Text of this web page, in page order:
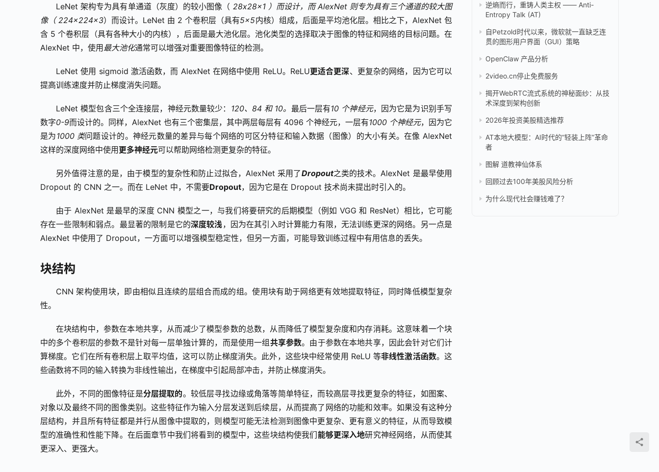
LeNet 架构专为具有单通道（灰度）的较小图像（ 28x28x1 ）而设计，而 AlexNet 则专为具有三个通道的较大图
像（ 224×224×3）而设计。LeNet 由 2 个卷积层（具有5×5内核）组成，后面是平均池化层。相比之下，AlexNet 包
含 5 个卷积层（具有各种大小的内核），后面是最大池化层。池化类型的选择取决于图像的特征和网络的目标问题。在
AlexNet 中，使用 最大池化通常可以增强对重要图像特征的检测。
LeNet 使用 sigmoid 激活函数，而 AlexNet 在网络中使用 ReLU。ReLU更适合更深、更复杂的网络，因为它可以
提高训练速度并防止梯度消失问题。
LeNet 模型包含三个全连接层，神经元数量较少： 120、84 和 10。 最后一层有10 个神经元，因为它是为识别手写
数字0-9而设计的。同样，AlexNet 也有三个密集层，其中两层每层有 4096 个神经元，一层有1000 个神经元，因为它
是为1000 类问题设计的。神经元数量的差异与每个网络的可区分特征和输入数据（图像）的大小有关。在像 AlexNet
这样的深度网络中使用 更多神经元可以帮助网络检测更复杂的特征。
另外值得注意的是，由于模型的复杂性和防止过拟合，AlexNet 采用了Dropout之类的技术。AlexNet 是最早使用
Dropout 的 CNN 之一。而在 LeNet 中，不需要Dropout，因为它是在 Dropout 技术尚未提出时引入的。
由于 AlexNet 是最早的深度 CNN 模型之一，与我们将要研究的后期模型（例如 VGG 和 ResNet）相比，它可能
存在一些限制和弱点。最显著的限制是它的深度较浅，因为在其引入时计算能力有限，无法训练更深的网络。另一点是
AlexNet 中使用了 Dropout，一方面可以增强模型稳定性，但另一方面，可能导致训练过程中有用信息的丢失。
块结构
CNN 架构使用块，即由相似且连续的层组合而成的组。使用块有助于网络更有效地提取特征，同时降低模型复杂
性。
在块结构中，参数在本地共享，从而减少了模型参数的总数，从而降低了模型复杂度和内存消耗。这意味着一个块
中的多个卷积层的参数不是针对每一层单独计算的，而是使用一组 共享参数。由于参数在本地共享，因此会针对它们计
算梯度。它们在所有卷积层上取平均值，这可以防止梯度消失。此外，这些块中经常使用 ReLU 等非线性激活函数。这
些函数将不同的输入转换为非线性输出，在梯度中引起局部冲击，并防止梯度消失。
此外，不同的图像特征是分层提取的。较低层寻找边缘或角落等简单特征，而较高层寻找更复杂的特征，如图案、
对象以及最终不同的图像类别。这些特征作为输入分层发送到后续层，从而提高了网络的功能和效率。如果没有这种分
层结构，并且所有特征都是并行从图像中提取的，则模型可能无法检测到图像中更复杂、更有意义的特征，从而导致模
型的准确性和性能下降。在后面章节中我们将看到的模型中，这些块结构使我们能够更深入地研究神经网络，从而使其
更深入、更强大。
逆熵而行，重铸人类主权 —— Anti-
Entropy Talk (AT)
自Petzold时代以来，微软就一直缺乏连
贯的图形用户界面（GUI）策略
OpenClaw 产品分析
2video.cn停止免费服务
揭开WebRTC流式系统的神秘面纱：从技
术深度到架构创新
2026年投资美股精选推荐
AT本地大模型：AI时代的“轻装上阵”革命
者
图解 道教神仙体系
回顾过去100年美股风险分析
为什么现代社会赚钱难了？